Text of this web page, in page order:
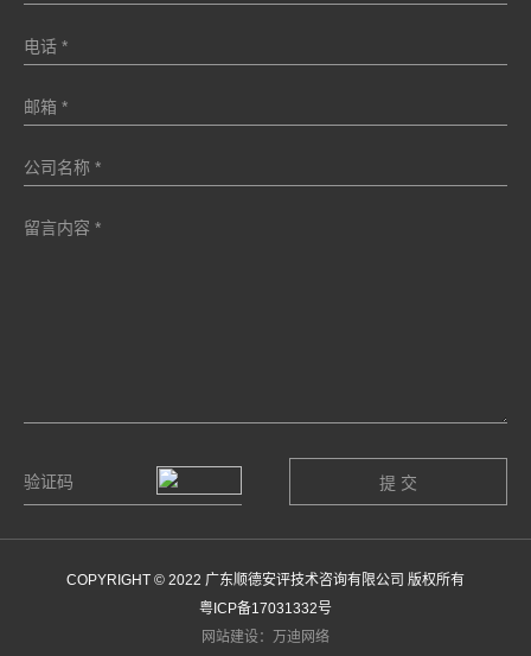
COPYRIGHT © 2022 广东顺德安评技术咨询有限公司 版权所有
粤ICP备17031332号
网站建设：万迪网络